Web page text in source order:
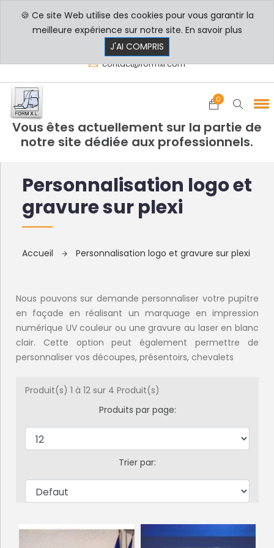
PROFESSIONNELS PARTICULIERS
contact@formxl.com
0
Vous êtes actuellement sur la partie de
notre site dédiée aux professionnels.
Personnalisation logo et
gravure sur plexi
Accueil Personnalisation logo et gravure sur plexi
Nous pouvons sur demande personnaliser votre pupitre
en façade en réalisant un marquage en impression
numérique UV couleur ou une gravure au laser en blanc
clair. Cette option peut également permettre de
personnaliser vos découpes, présentoirs, chevalets
Produit(s) 1 à 12 sur 4 Produit(s)
Produits par page:
Trier par:
🍪 Ce site Web utilise des cookies pour vous garantir la
meilleure expérience sur notre site. En savoir plus
J'AI COMPRIS